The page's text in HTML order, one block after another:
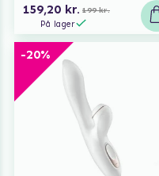
159,20 kr. 199 kr.
På lager
-20%